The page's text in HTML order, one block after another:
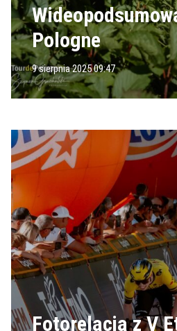
Pologne
9 sierpnia 2025 09:47
Fotorelacja z V